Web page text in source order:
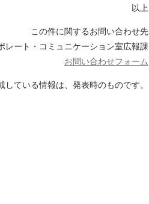
以上
この件に関するお問い合わせ先
レート・コミュニケーション室広報課
お問い合わせフォーム
ている情報は、 発表時のものです。